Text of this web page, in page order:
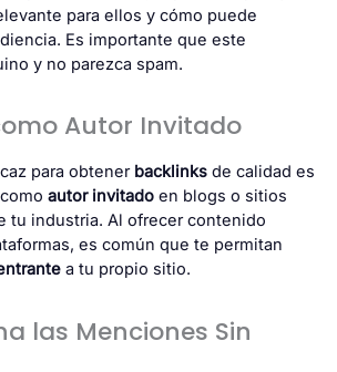
para ellos y cómo puede
Es importante que este
y no parezca spam.
Autor Invitado
para obtener backlinks de calidad es
autor invitado en blogs o sitios
tu industria. Al ofrecer contenido
es común que te permitan
a tu propio sitio.
las Menciones Sin